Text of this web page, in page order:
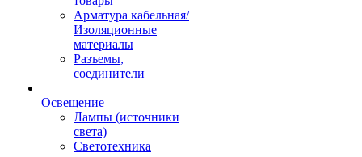
Арматура кабельная/
Изоляционные
материалы
Разъемы,
соединители
Освещение
Лампы (источники
света)
Светотехника